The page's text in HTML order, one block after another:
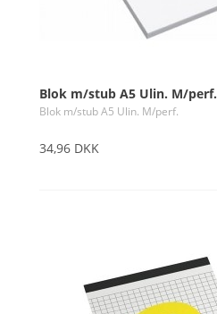
Blok m/stub A5 Ulin. M/perf.
Blok m/stub A5 Ulin. M/perf.
34,96 DKK